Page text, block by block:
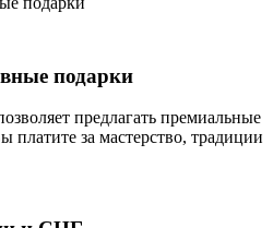
подарки
предлагать премиальные
платите за мастерство, традиции